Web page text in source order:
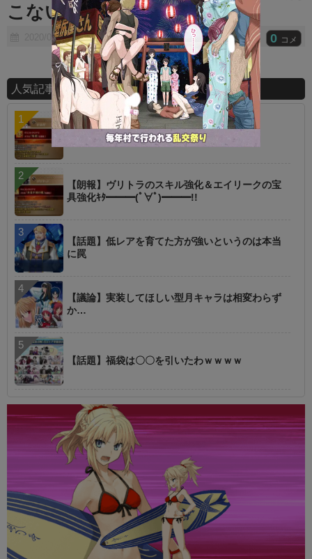
こないんだろうかwww
2020/07/28 0 コメ
人気記事ランキング
【指摘】卑弥呼の強化はぶっ壊れじゃない？
【朗報】ヴリトラのスキル強化＆エイリークの宝
具強化ｷﾀ━━━(ﾟ∀ﾟ)━━━!!
【話題】低レアを育てた方が強いというのは本当
に罠
【議論】実装してほしい型月キャラは相変わらず
か…
【話題】福袋は〇〇を引いたわｗｗｗｗ